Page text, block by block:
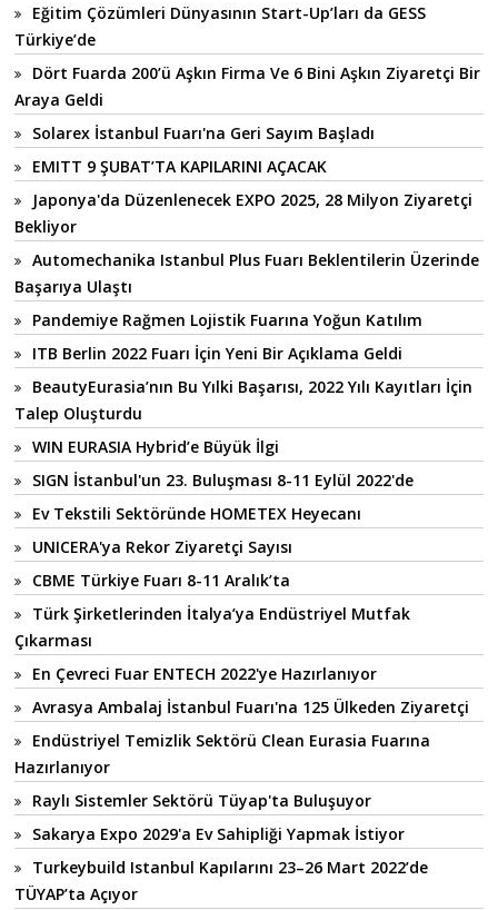
Eğitim Çözümleri Dünyasının Start-Up’ları da GESS
Türkiye’de
Dört Fuarda 200’ü Aşkın Firma Ve 6 Bini Aşkın Ziyaretçi Bir
Araya Geldi
Solarex İstanbul Fuarı'na Geri Sayım Başladı
EMITT 9 ŞUBAT’TA KAPILARINI AÇACAK
Japonya'da Düzenlenecek EXPO 2025, 28 Milyon Ziyaretçi
Bekliyor
Automechanika Istanbul Plus Fuarı Beklentilerin Üzerinde
Başarıya Ulaştı
Pandemiye Rağmen Lojistik Fuarına Yoğun Katılım
ITB Berlin 2022 Fuarı İçin Yeni Bir Açıklama Geldi
BeautyEurasia’nın Bu Yılki Başarısı, 2022 Yılı Kayıtları İçin
Talep Oluşturdu
WIN EURASIA Hybrid’e Büyük İlgi
SIGN İstanbul'un 23. Buluşması 8-11 Eylül 2022'de
Ev Tekstili Sektöründe HOMETEX Heyecanı
UNICERA'ya Rekor Ziyaretçi Sayısı
CBME Türkiye Fuarı 8-11 Aralık’ta
Türk Şirketlerinden İtalya’ya Endüstriyel Mutfak
Çıkarması
En Çevreci Fuar ENTECH 2022'ye Hazırlanıyor
Avrasya Ambalaj İstanbul Fuarı'na 125 Ülkeden Ziyaretçi
Endüstriyel Temizlik Sektörü Clean Eurasia Fuarına
Hazırlanıyor
Raylı Sistemler Sektörü Tüyap'ta Buluşuyor
Sakarya Expo 2029'a Ev Sahipliği Yapmak İstiyor
Turkeybuild Istanbul Kapılarını 23–26 Mart 2022’de
TÜYAP’ta Açıyor